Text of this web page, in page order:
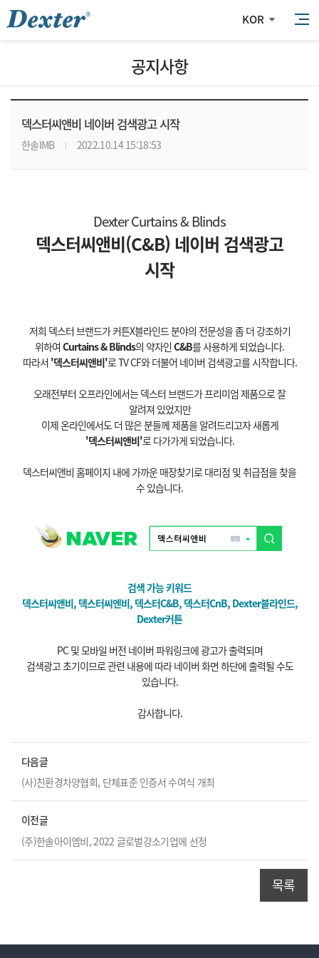
KOR
공지사항
덱스터씨앤비 네이버 검색광고 시작
한솔IMB 2022.10.14 15:18:53
Dexter Curtains & Blinds
덱스터씨앤비(C&B) 네이버 검색광고
시작
저희 덱스터 브랜드가 커튼X블라인드 분야의 전문성을 좀 더 강조하기
위하여 Curtains & Blinds의 약자인 C&B를 사용하게 되었습니다.
따라서 '덱스터씨앤비'로 TV CF와 더불어 네이버 검색광고를 시작합니다.
오래전부터 오프라인에서는 덱스터 브랜드가 프리미엄 제품으로 잘
알려져 있었지만
이제 온라인에서도 더 많은 분들께 제품을 알려드리고자 새롭게
'덱스터씨앤비'로 다가가게 되었습니다.
덱스터씨앤비 홈페이지 내에 가까운 매장찾기로 대리점 및 취급점을 찾을
수 있습니다.
검색 가능 키워드
덱스터씨앤비, 덱스터씨엔비, 덱스터C&B, 덱스터CnB, Dexter블라인드,
Dexter커튼
PC 및 모바일 버전 네이버 파워링크에 광고가 출력되며
검색광고 초기이므로 관련 내용에 따라 네이버 화면 하단에 출력될 수도
있습니다.
감사합니다.
다음글
(사)친환경차양협회, 단체표준 인증서 수여식 개최
이전글
(주)한솔아이엠비, 2022 글로벌강소기업에 선정
목록